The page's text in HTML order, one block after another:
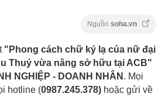
Nguồn soha.vn
"Phong cách chữ ký lạ của nữ đại
Thuý vừa nâng sở hữu tại ACB"
NGHIỆP - DOANH NHÂN . Mọi
hotline (0987.245.378) hoặc gửi về